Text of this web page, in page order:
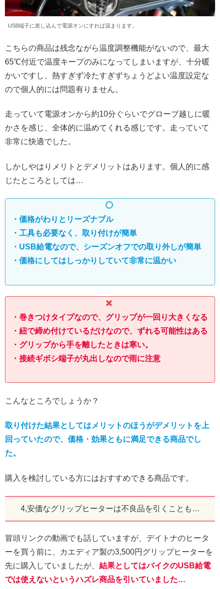
USB端子に差し込んで電源オンにすれば温まります。
こちらの商品は残念ながら温度調整機能がないので、最大
65℃付近で温度キープのみになってしまいますが、十分暖
かいですし、熱すぎず冷たすぎずちょうどよい温度設定な
ので個人的には問題有りません。
走っていて電源オンから約10分ぐらいでグローブ越しに暖
かさを感じ、全体的に温めてくれる感じです。走っていて
非常に快適でした。
しかしやはりメリトとデメリットはあります。個人的に感
じたところとしては…
・価格がわりとリーズナブル
・工具も必要なく、取り付けが簡単
・USB給電なので、 シーズンオフでの取り外しが簡単
・価格にしてはしっかりしていて非常に温かい
・巻きつけタイプなので、グリップが一回り大きくなる
・紐で締め付けているだけなので、ずれる可能性はある
・グリップから手を離したときは寒い。
・接続ギボシ端子が丸出しなので雨に注意
こんなところでしょうか？
取り付けた結果としてはメリットのほうがデメリットを上
回っていたので、価格・効果ともに満足できる商品でし
た。
購入を検討している方にはおすすめできる商品です。
4,安価なグリップヒーターは不良品を引くことも…
冒頭リンクの動画でも話していますが、デイトナのヒータ
ーを買う前に、カエディア製の3,500円グリップヒーターを
先に購入していましたが、 結果としてはバイクのUSB給電
では使えないというハズレ商品を引いていました…